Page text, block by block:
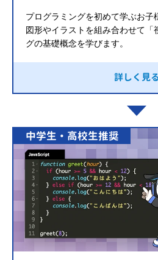
プログラミングを初めて学ぶお子
図形やイラストを組み合わせて「
グの基礎概念を学びます。
詳しく見る
中学生・高校生推奨